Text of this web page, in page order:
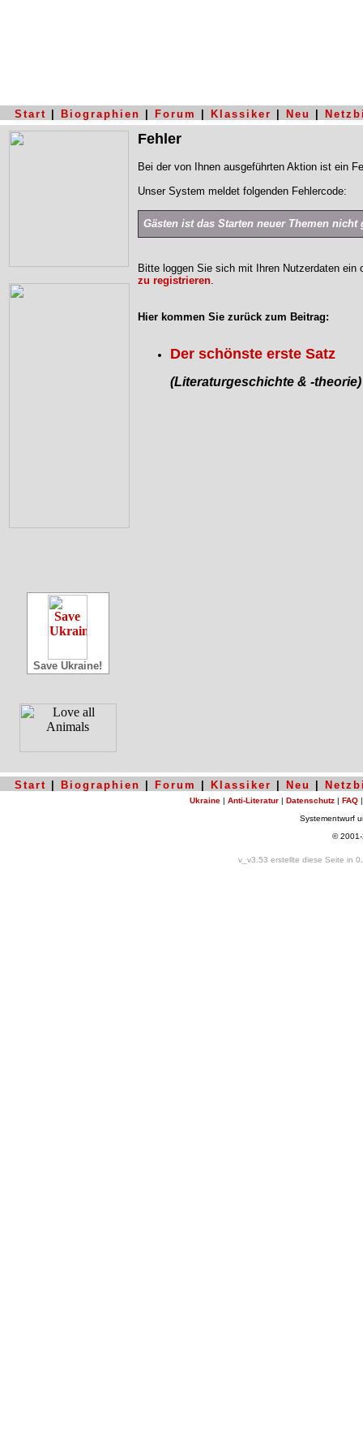
Start Biographien Forum Klassiker Neu
Save Ukraine!
Fehler
Bei der von Ihnen ausgeführten Aktion ist ein
Unser System meldet folgenden Fehlercode:
Gästen ist das Starten neuer Themen nicht
Bitte loggen Sie sich mit Ihren Nutzerdaten
zu registrieren.
Hier kommen Sie zurück zum Beitrag:
Der schönste erste Satz
(Literaturgeschichte & -theorie)
Start Biographien Forum Klassiker Neu
Ukraine | Anti-Literatur | Datenschutz | FAQ
Systementwurf
©
v_v3.53 erstellte diese Seite in